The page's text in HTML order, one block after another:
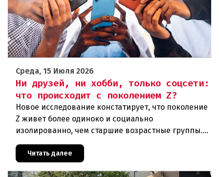
Среда, 15 Июля 2026
Ни друзей, ни хобби, только соцсети:
что происходит с поколением Z?
Новое исследование констатирует, что поколение
Z живет более одиноко и социально
изолированно, чем старшие возрастные группы.
Общение происходит в основном в социальных
сетях. Особенно сильно это явле
Читать далее